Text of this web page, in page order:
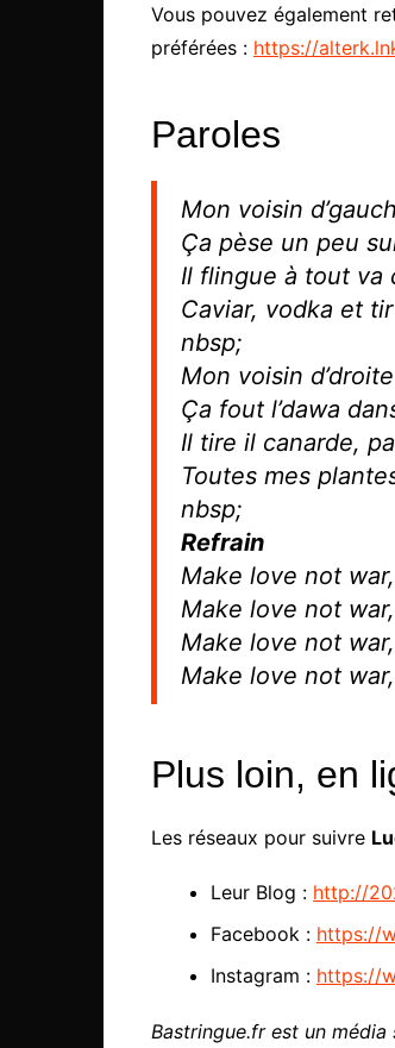
Vous pouvez également
préférées : https://
Paroles
Mon voisin
Ça pèse un peu
Il flingue à tout va
Caviar, vodka et
nbsp;
Mon voisin
Ça fout l’dawa
Il tire il canarde,
Toutes mes
nbsp;
Refrain
Make love not
Make love not
Make love not
Make love not
Plus loin, en
Les réseaux pour suivre
Leur Blog : http://
Facebook : https://
Instagram : https://
Bastringue.fr est un